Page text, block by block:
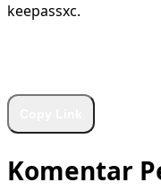
keepassxc.
Komentar